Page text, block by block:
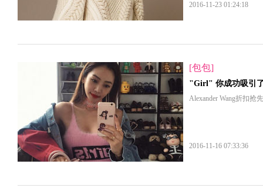
2016-11-23 01:24:18
[包包]
"Girl" 你成功吸引
Alexander Wang折扣抢
2016-11-16 07:33:36